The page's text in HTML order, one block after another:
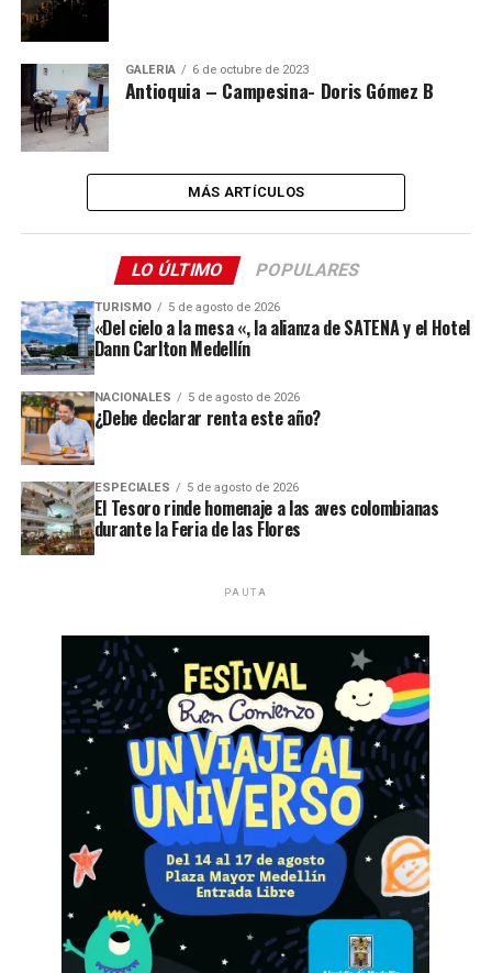
GALERÍA 6 de octubre de 2023
Antioquia – Campesina- Doris Gómez B
MÁS ARTÍCULOS
LO ÚLTIMO POPULARES
TURISMO 5 de agosto de 2026
«Del cielo a la mesa «, la alianza de SATENA y el Hotel
Dann Carlton Medellín
NACIONALES 5 de agosto de 2026
¿Debe declarar renta este año?
ESPECIALES 5 de agosto de 2026
El Tesoro rinde homenaje a las aves colombianas
durante la Feria de las Flores
PAUTA